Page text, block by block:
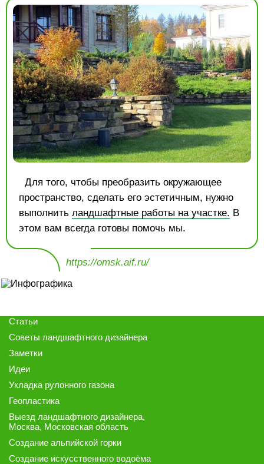
Для того, чтобы преобразить окружающее
пространство, сделать его эстетичным, нужно
выполнить ландшафтные работы на участке. В
этом вам всегда готовы помочь мы.
https://omsk.aif.ru/
Статьи
Советы ландшафтного дизайнера
Заметки
Идеи
Укладка рулонного газона
Геопластика
Выезд ландшафтного дизайнера,
Москва, Московская область
Создание альпийской горки
Создание искусственного водоёма